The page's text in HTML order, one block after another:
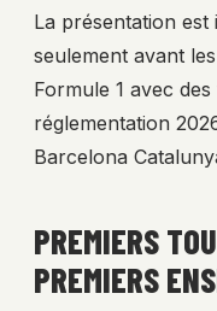
La présentation
seulement avant
Formule 1 avec
réglementation
Barcelona
PREMIERS
PREMIERS